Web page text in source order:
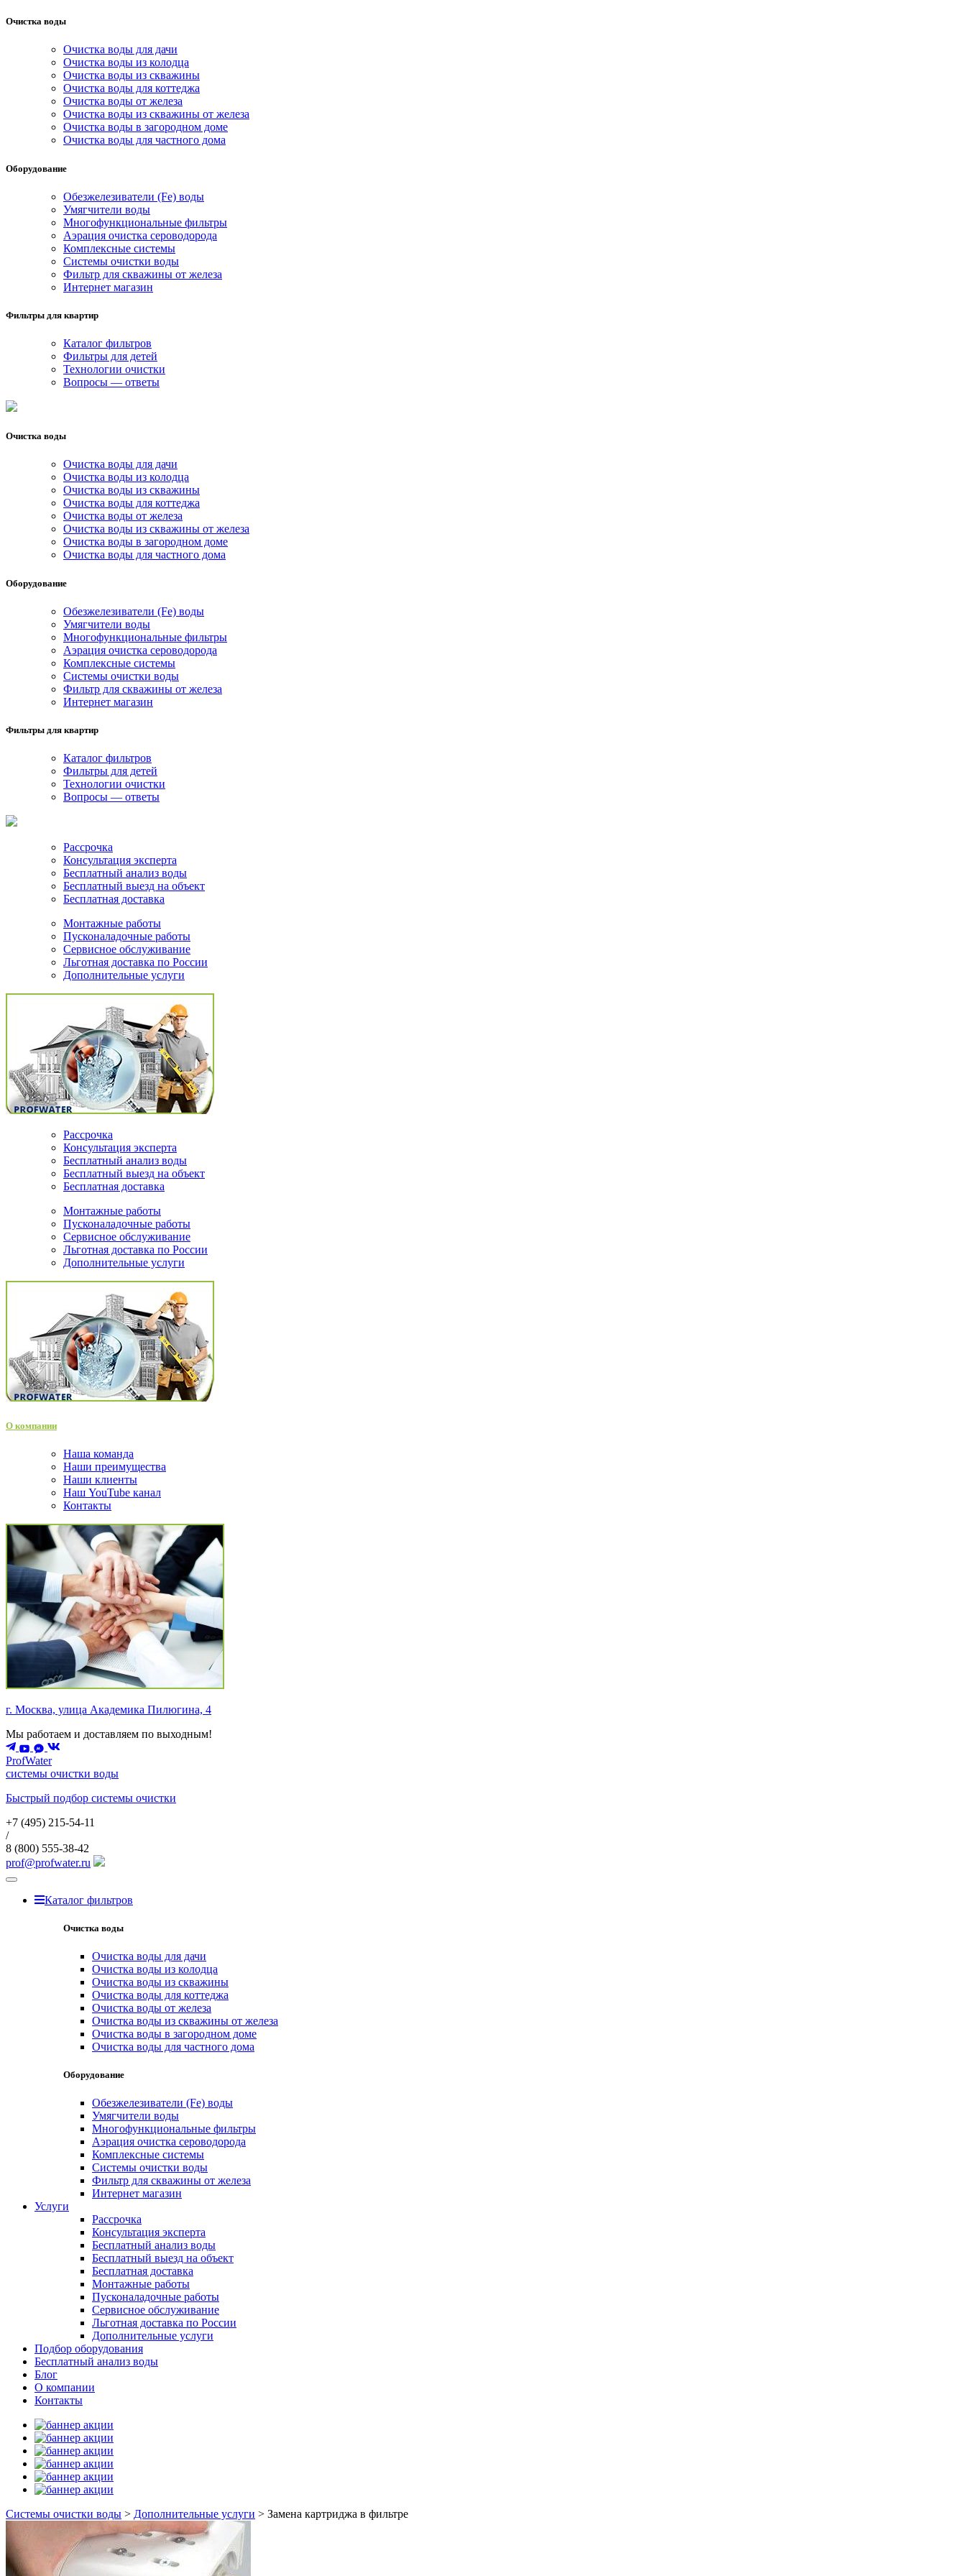
Очистка воды
Очистка воды для дачи
Очистка воды из колодца
Очистка воды из скважины
Очистка воды для коттеджа
Очистка воды от железа
Очистка воды из скважины от железа
Очистка воды в загородном доме
Очистка воды для частного дома
Оборудование
Обезжелезиватели (Fe) воды
Умягчители воды
Многофункциональные фильтры
Аэрация очистка сероводорода
Комплексные системы
Системы очистки воды
Фильтр для скважины от железа
Интернет магазин
Фильтры для квартир
Каталог фильтров
Фильтры для детей
Технологии очистки
Вопросы — ответы
Очистка воды
Очистка воды для дачи
Очистка воды из колодца
Очистка воды из скважины
Очистка воды для коттеджа
Очистка воды от железа
Очистка воды из скважины от железа
Очистка воды в загородном доме
Очистка воды для частного дома
Оборудование
Обезжелезиватели (Fe) воды
Умягчители воды
Многофункциональные фильтры
Аэрация очистка сероводорода
Комплексные системы
Системы очистки воды
Фильтр для скважины от железа
Интернет магазин
Фильтры для квартир
Каталог фильтров
Фильтры для детей
Технологии очистки
Вопросы — ответы
Рассрочка
Консультация эксперта
Бесплатный анализ воды
Бесплатный выезд на объект
Бесплатная доставка
Монтажные работы
Пусконаладочные работы
Сервисное обслуживание
Льготная доставка по России
Дополнительные услуги
Рассрочка
Консультация эксперта
Бесплатный анализ воды
Бесплатный выезд на объект
Бесплатная доставка
Монтажные работы
Пусконаладочные работы
Сервисное обслуживание
Льготная доставка по России
Дополнительные услуги
О компании
Наша команда
Наши преимущества
Наши клиенты
Наш YouTube канал
Контакты
г. Москва, улица Академика Пилюгина, 4
Мы работаем и доставляем по выходным!
ProfWater
системы очистки воды
Быстрый подбор системы очистки
+7 (495) 215-54-11
/
8 (800) 555-38-42
prof@profwater.ru
Меню
Каталог фильтров
Очистка воды
Очистка воды для дачи
Очистка воды из колодца
Очистка воды из скважины
Очистка воды для коттеджа
Очистка воды от железа
Очистка воды из скважины от железа
Очистка воды в загородном доме
Очистка воды для частного дома
Оборудование
Обезжелезиватели (Fe) воды
Умягчители воды
Многофункциональные фильтры
Аэрация очистка сероводорода
Комплексные системы
Системы очистки воды
Фильтр для скважины от железа
Интернет магазин
Услуги
Рассрочка
Консультация эксперта
Бесплатный анализ воды
Бесплатный выезд на объект
Бесплатная доставка
Монтажные работы
Пусконаладочные работы
Сервисное обслуживание
Льготная доставка по России
Дополнительные услуги
Подбор оборудования
Бесплатный анализ воды
Блог
О компании
Контакты
Системы очистки воды > Дополнительные услуги > Замена картриджа в фильтре